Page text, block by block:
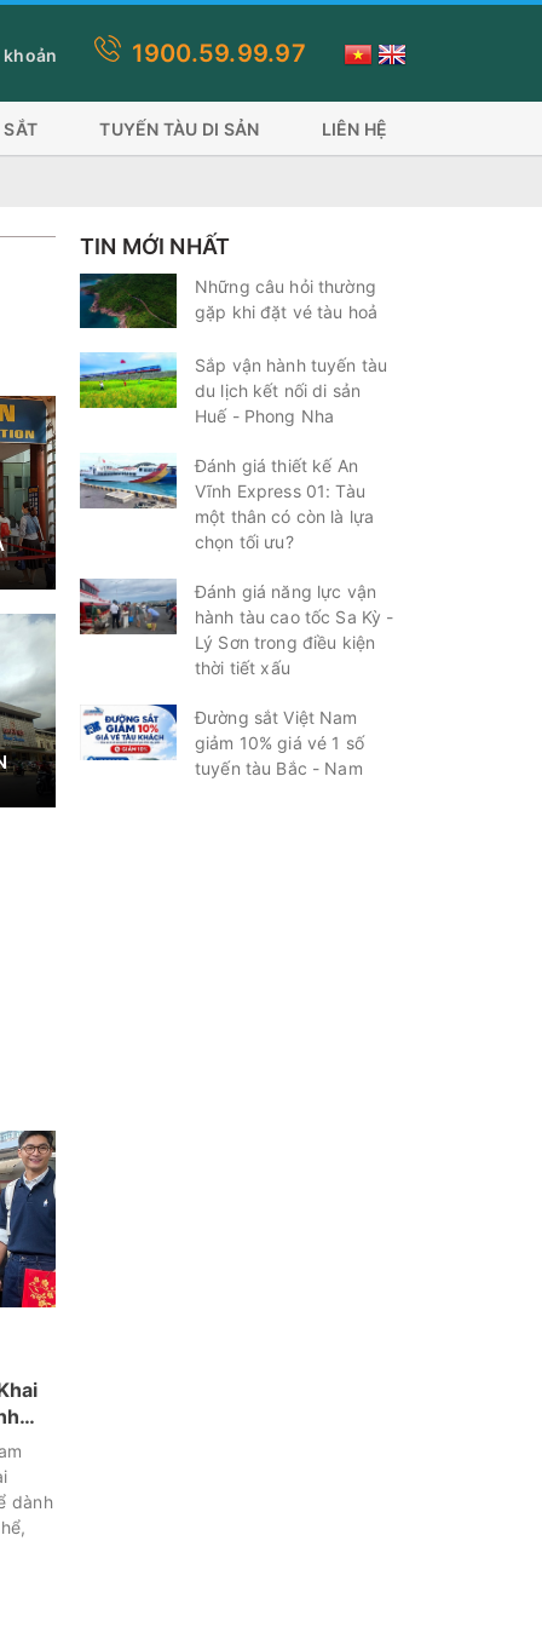
này quý khách lựa chọn thanh toán thẻ visa, ứng dụng ví
1900.59.99.97
TUYẾN TÀU DI SẢN LIÊN HỆ
dành
TIN MỚI NHẤT
Những câu hỏi thường
gặp khi đặt vé tàu hoả
Sắp vận hành tuyến tàu
du lịch kết nối di sản
Huế - Phong Nha
Đánh giá thiết kế An
Vĩnh Express 01: Tàu
một thân có còn là lựa
chọn tối ưu?
Đánh giá năng lực vận
hành tàu cao tốc Sa Kỳ -
Lý Sơn trong điều kiện
thời tiết xấu
Đường sắt Việt Nam
giảm 10% giá vé 1 số
tuyến tàu Bắc - Nam